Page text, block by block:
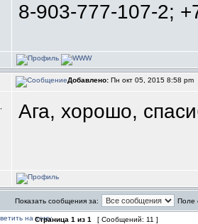
8-903-777-107-2;
Добавлено: Пн окт 05, 2015 8:58 pm
Ага, хорошо,
Показать сообщения за: Поле
Страница 1 из 1 [ Сообщений: 11 ]